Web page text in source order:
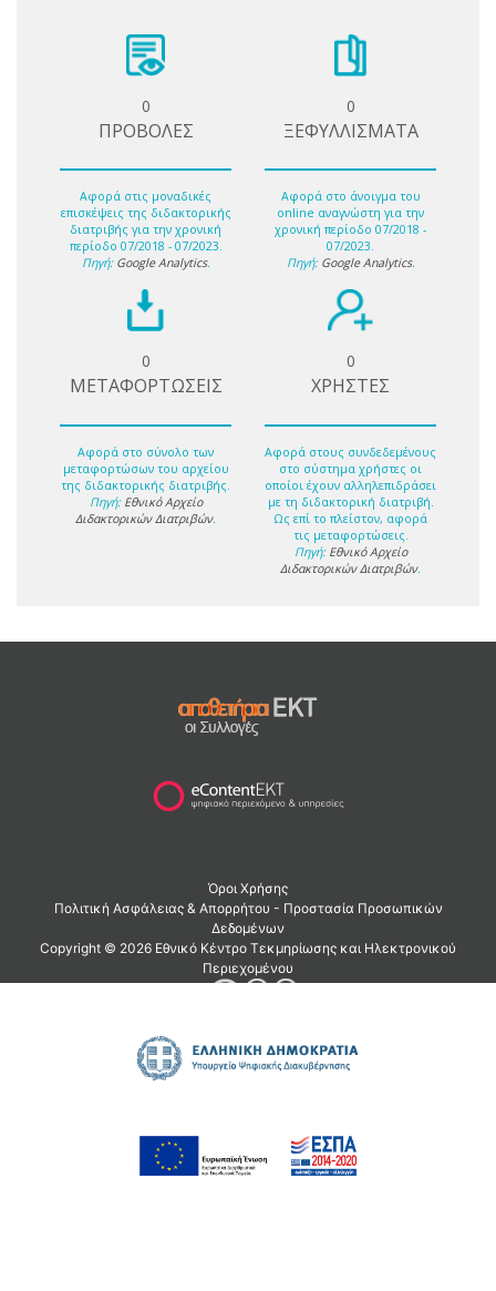
0
ΠΡΟΒΟΛΕΣ
Αφορά στις μοναδικές
επισκέψεις της διδακτορικής
διατριβής για την χρονική
περίοδο 07/2018 - 07/2023.
Πηγή: Google Analytics.
0
ΞΕΦΥΛΛΙΣΜΑΤΑ
Αφορά στο άνοιγμα του
online αναγνώστη για την
χρονική περίοδο 07/2018 -
07/2023.
Πηγή: Google Analytics.
0
ΜΕΤΑΦΟΡΤΩΣΕΙΣ
Αφορά στο σύνολο των
μεταφορτώσων του αρχείου
της διδακτορικής διατριβής.
Πηγή: Εθνικό Αρχείο
Διδακτορικών Διατριβών.
0
ΧΡΗΣΤΕΣ
Αφορά στους συνδεδεμένους
στο σύστημα χρήστες οι
οποίοι έχουν αλληλεπιδράσει
με τη διδακτορική διατριβή.
Ως επί το πλείστον, αφορά
τις μεταφορτώσεις.
Πηγή: Εθνικό Αρχείο
Διδακτορικών Διατριβών.